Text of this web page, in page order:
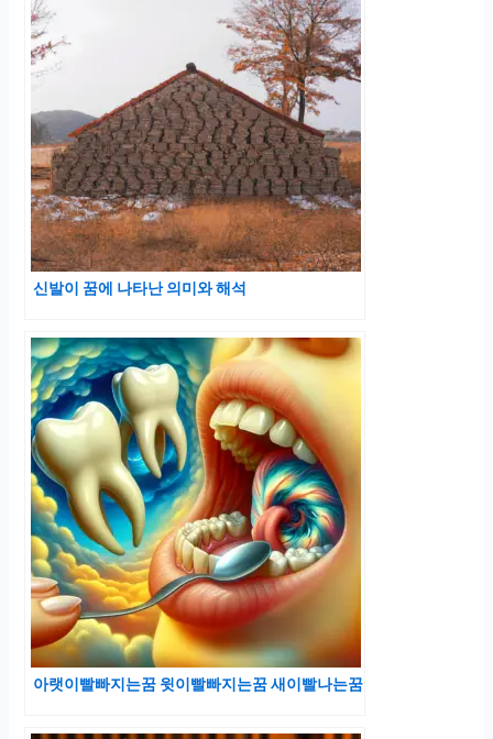
신발이 꿈에 나타난 의미와 해석
아랫이빨빠지는꿈 윗이빨빠지는꿈 새이빨나는꿈